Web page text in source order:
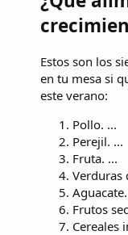
Estos son los
en tu mesa si
este verano:
Pollo. ...
Perejil. ...
Fruta. ...
Verduras
Frutos
Cereales